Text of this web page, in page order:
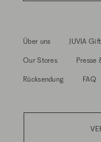
Über uns JUVIA
Our Stores Presse
Rücksendung FAQ